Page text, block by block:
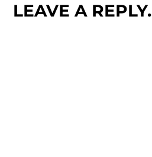
LEAVE A REPLY.